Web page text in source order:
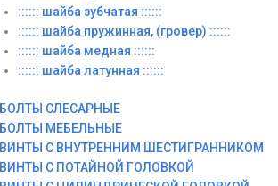
:::::: шайба зубчатая ::::::
:::::: шайба пружинная, (гровер) ::::::
:::::: шайба медная ::::::
:::::: шайба латунная ::::::
БОЛТЫ СЛЕСАРНЫЕ
БОЛТЫ МЕБЕЛЬНЫЕ
ВИНТЫ С ВНУТРЕННИМ ШЕСТИГРАННИКОМ
ВИНТЫ С ПОТАЙНОЙ ГОЛОВКОЙ